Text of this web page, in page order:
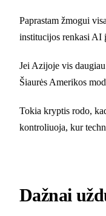
Paprastam žmogui
institucijos renkasi AI
Jei Azijoje vis
Šiaurės Amerikos
Tokia kryptis rodo,
kontroliuoja, kur
Dažnai